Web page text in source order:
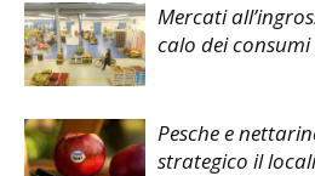
Mercati
calo dei
Pesche e
strategico il